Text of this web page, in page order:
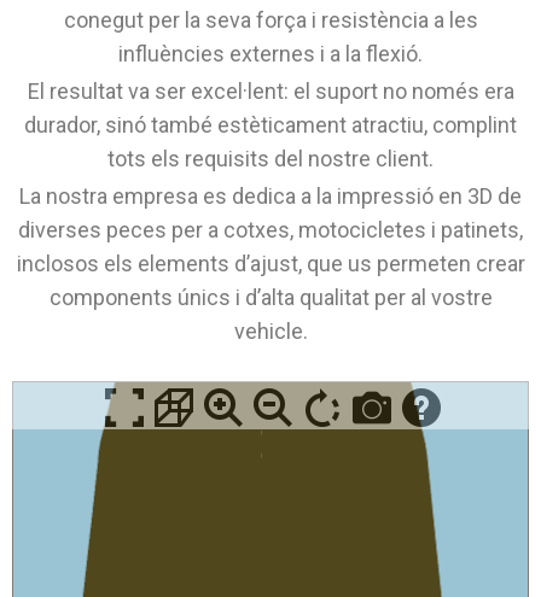
conegut per la seva força i resistència a les
influències externes i a la flexió.
El resultat va ser excel·lent: el suport no només era
durador, sinó també estèticament atractiu, complint
tots els requisits del nostre client.
La nostra empresa es dedica a la impressió en 3D de
diverses peces per a cotxes, motocicletes i patinets,
inclosos els elements d’ajust, que us permeten crear
components únics i d’alta qualitat per al vostre
vehicle.